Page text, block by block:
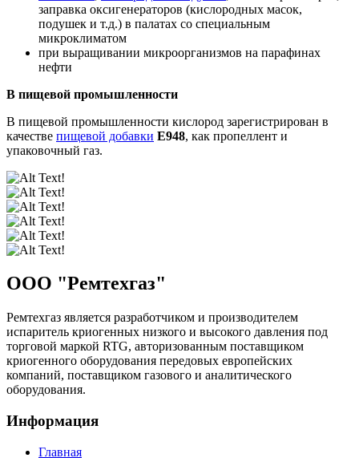
заправка оксигенераторов (кислородных масок,
подушек и т.д.) в палатах со специальным
микроклиматом
при выращивании микроорганизмов на парафинах
нефти
В пищевой промышленности
В пищевой промышленности кислород зарегистрирован в
качестве пищевой добавки E948, как пропеллент и
упаковочный газ.
ООО "Ремтехгаз"
Ремтехгаз является разработчиком и производителем
испаритель криогенных низкого и высокого давления под
торговой маркой RTG, авторизованным поставщиком
криогенного оборудования передовых европейских
компаний, поставщиком газового и аналитического
оборудования.
Информация
Главная